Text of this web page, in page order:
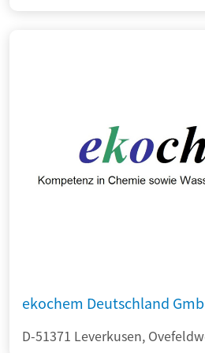
ekochem Deutschland
D-51371 Leverkusen,